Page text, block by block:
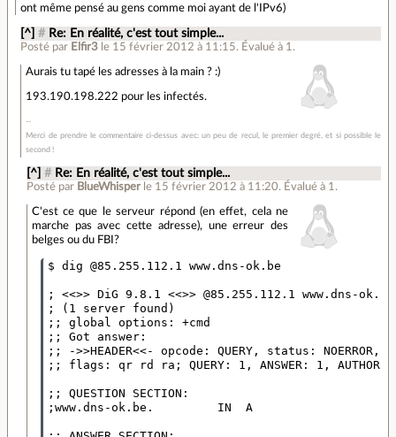
ont même pensé au gens comme moi ayant de l'IPv6)
[^] # Re: En réalité, c'est tout simple...
Posté par Elfir3 le 15 février 2012 à 11:15. Évalué à 1 .
Aurais tu tapé les adresses à la main ? :)
193.190.198.222 pour les infectés.
Merci de prendre le commentaire ci-dessus avec: un peu de recul, le premier degré, et si possible le
second !
[^] # Re: En réalité, c'est tout simple...
Posté par BlueWhisper le 15 février 2012 à 11:20. Évalué à 1 .
C'est ce que le serveur répond (en effet, cela ne
marche pas avec cette adresse), une erreur des
belges ou du FBI?
$ dig @85.255.112.1 www.dns-ok.be
; <<>> DiG 9.8.1 <<>> @85.255.112.1 www.dns-ok.be
; (1 server found)
;; global options: +cmd
;; Got answer:
;; ->>HEADER<<- opcode: QUERY, status: NOERROR,
;; flags: qr rd ra; QUERY: 1, ANSWER: 1,
;; QUESTION SECTION:
;www.dns-ok.be.         IN  A